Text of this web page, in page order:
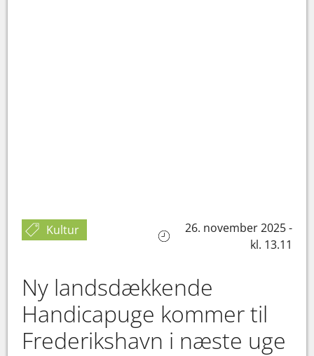
Kultur
26. november 2025 -
kl. 13.11
Ny landsdækkende
Handicapuge kommer til
Frederikshavn i næste uge